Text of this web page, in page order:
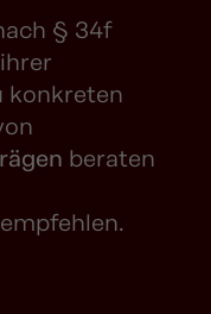
§ 34f
konkreten
beraten